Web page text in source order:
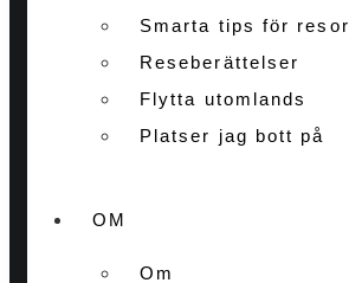
Smarta tips för resor
Reseberättelser
Flytta utomlands
Platser jag bott på
OM
Om